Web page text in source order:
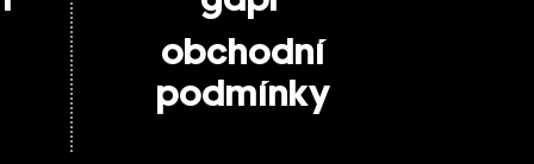
obchodní
podmínky